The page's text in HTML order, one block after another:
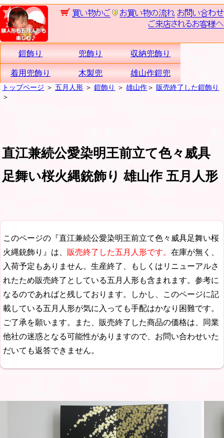
鎧飾り 兜飾り 収納兜飾り
着用兜飾り 木製兜 雄山作鎧兜
トップページ ＞五月人形 ＞鎧飾り ＞雄山作＞ 販売終了した鎧飾り
＞
直江兼続公愛染明王前立て色々威具
足舞い桜火縄銃飾り 雄山作 五月人形
このページの『直江兼続公愛染明王前立て色々威具足舞い桜
火縄銃飾り』は、 販売終了した五月人形です。 在庫が無く、
入荷予定もありません。生産終了、もしくはリニューアルさ
れたため販売終了としている五月人形も含まれます。参考に
なるのであればと残しております。しかし、このページに記
載している五月人形が気に入っても手配はかなり困難です。
ご了承を願います。また、販売終了した商品の価格は、同業
他社の迷惑となる可能性がありますので、お問い合わせいた
だいても返答できません。